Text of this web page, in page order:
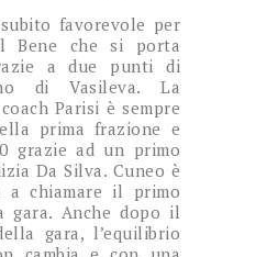
favorevole per
Bene che si porta
a due punti di
di Vasileva. La
Parisi è sempre
prima frazione e
grazie ad un primo
Da Silva. Cuneo è
a chiamare il primo
gara. Anche dopo il
gara, l’equilibrio